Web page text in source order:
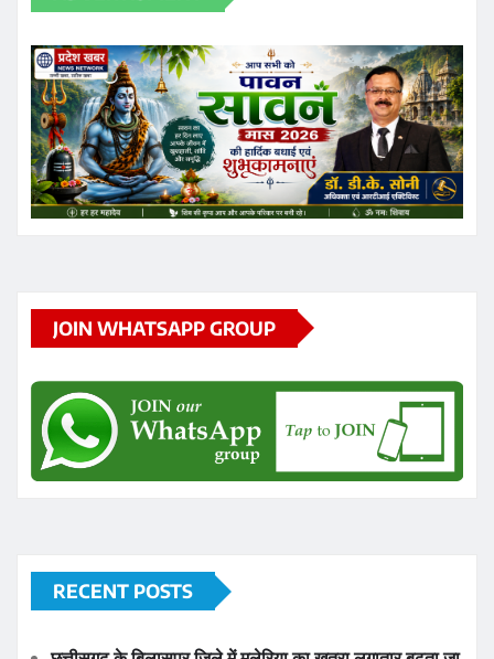
JOIN WHATSAPP GROUP
RECENT POSTS
हवाला के जरिए 1 करोड़ रिश्वत लेने का आरोप लगा
लुण्ड्रा आंगनबाड़ी भर्ती 2026: सहायिका के 2 पदों पर आवेदन की